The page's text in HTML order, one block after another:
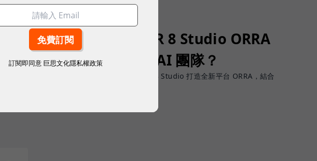
Agent 時代來了！SUPER 8 Studio ORRA
讓企業快速招募、治理 AI 團隊？
Agent 不難，管理 AI 團隊才是挑戰，SUPER 8 Studio 打造全新平台 ORRA，結合
訂閱即同意 巨思文化隱私權政策